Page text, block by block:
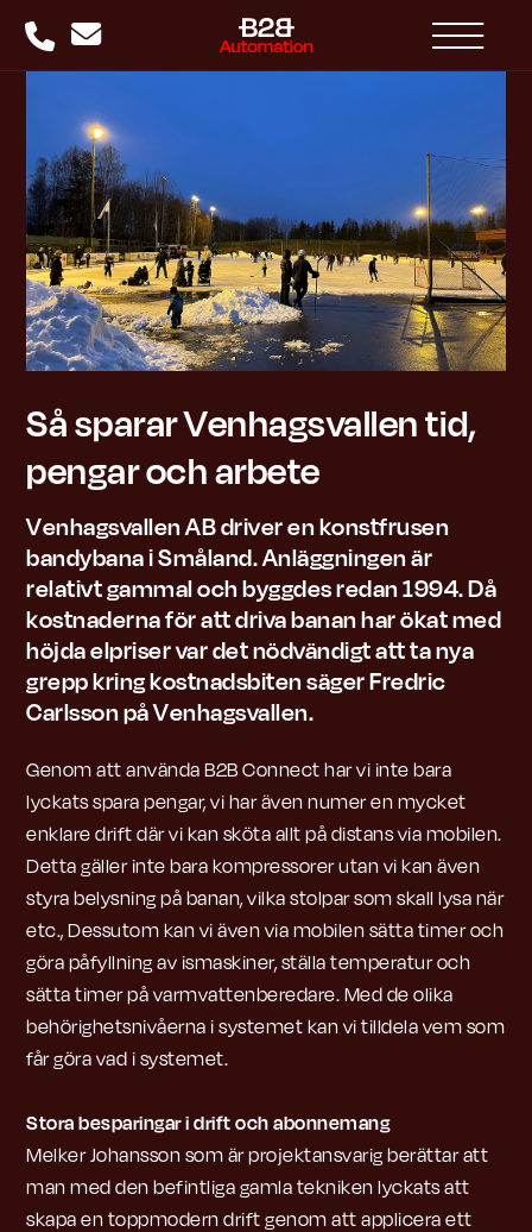
Så sparar Venhagsvallen tid,
pengar och arbete
Venhagsvallen AB driver en konstfrusen
bandybana i Småland. Anläggningen är
relativt gammal och byggdes redan 1994. Då
kostnaderna för att driva banan har ökat med
höjda elpriser var det nödvändigt att ta nya
grepp kring kostnadsbiten säger Fredric
Carlsson på Venhagsvallen.
Genom att använda B2B Connect har vi inte bara
lyckats spara pengar, vi har även numer en mycket
enklare drift där vi kan sköta allt på distans via mobilen.
Detta gäller inte bara kompressorer utan vi kan även
styra belysning på banan, vilka stolpar som skall lysa när
etc., Dessutom kan vi även via mobilen sätta timer och
göra påfyllning av ismaskiner, ställa temperatur och
sätta timer på varmvattenberedare. Med de olika
behörighetsnivåerna i systemet kan vi tilldela vem som
får göra vad i systemet.
Stora besparingar i drift och abonnemang
Melker Johansson som är projektansvarig berättar att
man med den befintliga gamla tekniken lyckats att
skapa en toppmodern drift genom att applicera ett